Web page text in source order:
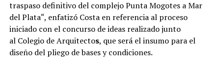
traspaso definitivo del complejo Punta Mogotes a Mar
del Plata“, enfatizó Costa en referencia al proceso
iniciado con el concurso de ideas realizado junto
al Colegio de Arquitectos, que será el insumo para el
diseño del pliego de bases y condiciones.